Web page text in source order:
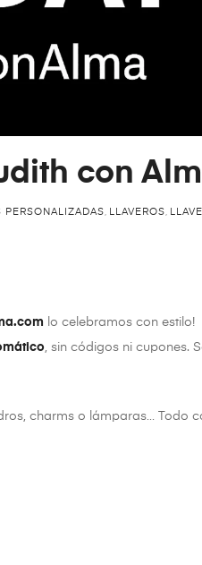
con
PERSONALIZADAS LLAVEROS
lo celebramos con estilo!
, sin códigos ni cupones.
charms o lámparas… Todo